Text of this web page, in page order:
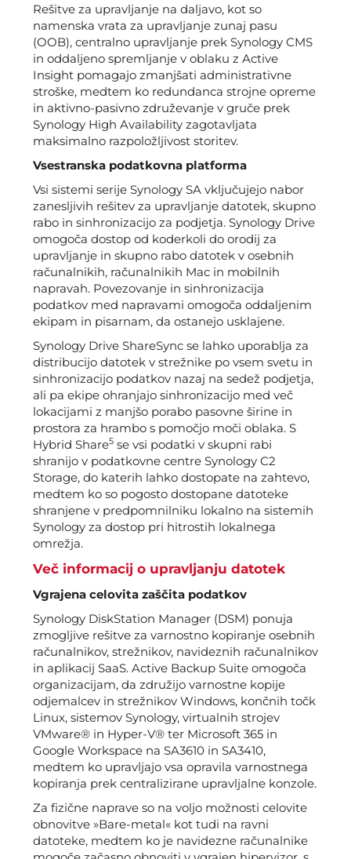
Rešitve za upravljanje na daljavo, kot so
namenska vrata za upravljanje zunaj pasu
(OOB), centralno upravljanje prek Synology CMS
in oddaljeno spremljanje v oblaku z Active
Insight pomagajo zmanjšati administrativne
stroške, medtem ko redundanca strojne opreme
in aktivno-pasivno združevanje v gruče prek
Synology High Availability zagotavljata
maksimalno razpoložljivost storitev.
Vsestranska podatkovna platforma
Vsi sistemi serije Synology SA vključujejo nabor
zanesljivih rešitev za upravljanje datotek, skupno
rabo in sinhronizacijo za podjetja. Synology Drive
omogoča dostop od koderkoli do orodij za
upravljanje in skupno rabo datotek v osebnih
računalnikih, računalnikih Mac in mobilnih
napravah. Povezovanje in sinhronizacija
podatkov med napravami omogoča oddaljenim
ekipam in pisarnam, da ostanejo usklajene.
Synology Drive ShareSync se lahko uporablja za
distribucijo datotek v strežnike po vsem svetu in
sinhronizacijo podatkov nazaj na sedež podjetja,
ali pa ekipe ohranjajo sinhronizacijo med več
lokacijami z manjšo porabo pasovne širine in
prostora za hrambo s pomočjo moči oblaka. S
Hybrid Share5 se vsi podatki v skupni rabi
shranijo v podatkovne centre Synology C2
Storage, do katerih lahko dostopate na zahtevo,
medtem ko so pogosto dostopane datoteke
shranjene v predpomnilniku lokalno na sistemih
Synology za dostop pri hitrostih lokalnega
omrežja.
Več informacij o upravljanju datotek
Vgrajena celovita zaščita podatkov
Synology DiskStation Manager (DSM) ponuja
zmogljive rešitve za varnostno kopiranje osebnih
računalnikov, strežnikov, navideznih računalnikov
in aplikacij SaaS. Active Backup Suite omogoča
organizacijam, da združijo varnostne kopije
odjemalcev in strežnikov Windows, končnih točk
Linux, sistemov Synology, virtualnih strojev
VMware® in Hyper-V® ter Microsoft 365 in
Google Workspace na SA3610 in SA3410,
medtem ko upravljajo vsa opravila varnostnega
kopiranja prek centralizirane upravljalne konzole.
Za fizične naprave so na voljo možnosti celovite
obnovitve »Bare-metal« kot tudi na ravni
datoteke, medtem ko je navidezne računalnike